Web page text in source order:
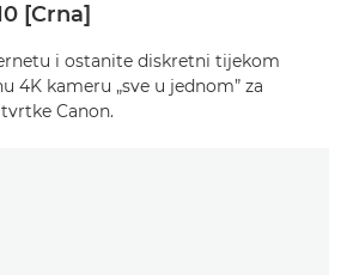
[Crna]
i ostanite diskretni tijekom
4K kameru „sve u jednom” za
Canon.